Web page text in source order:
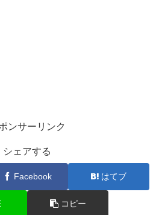
ンサーリンク
シェアする
Facebook はてブ
コピー